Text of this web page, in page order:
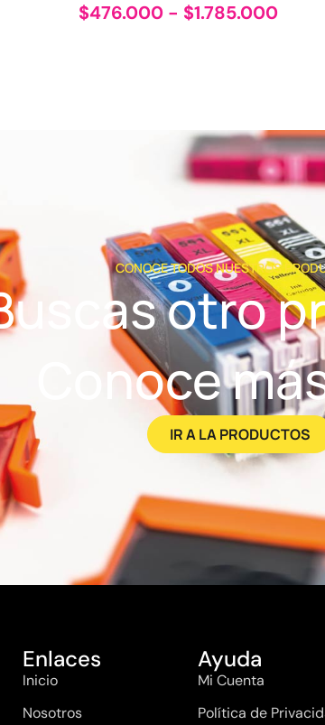
$476.000 - $1.785.000
CONOCE TODOS NUESTROS
otro
Conoce
IR A LA PRODUCTOS
Enlaces
Inicio
Nosotros
Ayuda
Mi Cuenta
Política de